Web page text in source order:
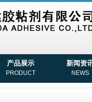
产品展示
PRODUCT
新闻资
NEWS